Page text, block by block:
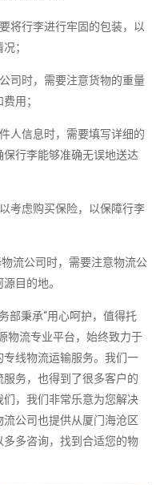
将行李进行牢固的包装，以
；
司时，需要注意货物的重量
用；
人信息时，需要填写详细的
行李能够准确无误地送达
考虑购买保险，以保障行李
流公司时，需要注意物流公
目的地。
秉承“用心呵护，值得托
物流专业平台，始终致力于
线物流运输服务。我们一
务，也得到了很多客户的
，我们非常乐意为您解决
公司也提供从厦门海沧区
多咨询，找到合适您的物